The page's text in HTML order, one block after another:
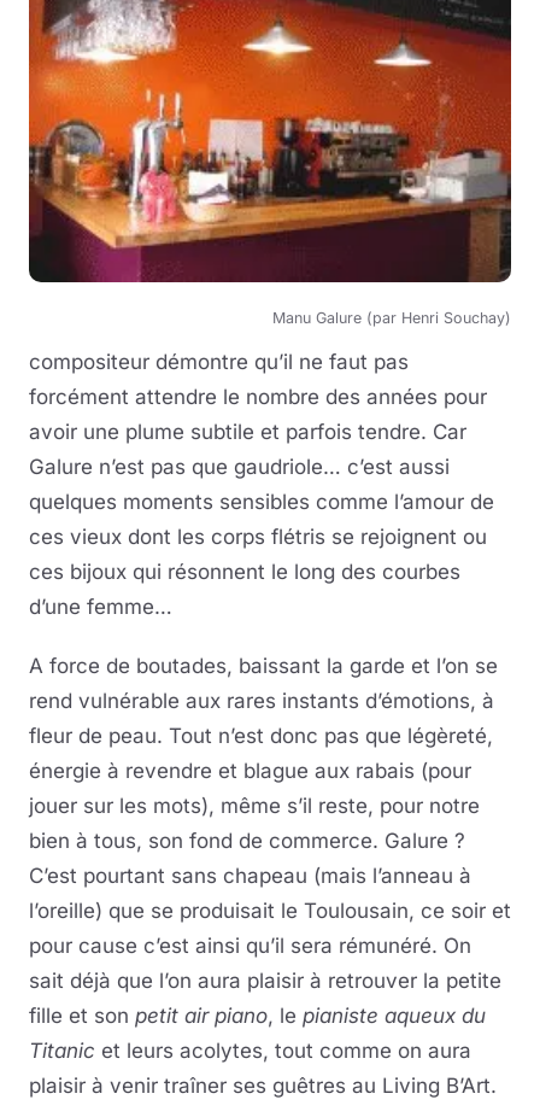
Manu Galure (par Henri Souchay)
compositeur démontre qu’il ne faut pas
forcément attendre le nombre des années pour
avoir une plume subtile et parfois tendre. Car
Galure n’est pas que gaudriole… c’est aussi
quelques moments sensibles comme l’amour de
ces vieux dont les corps flétris se rejoignent ou
ces bijoux qui résonnent le long des courbes
d’une femme…
A force de boutades, baissant la garde et l’on se
rend vulnérable aux rares instants d’émotions, à
fleur de peau. Tout n’est donc pas que légèreté,
énergie à revendre et blague aux rabais (pour
jouer sur les mots), même s’il reste, pour notre
bien à tous, son fond de commerce. Galure ?
C’est pourtant sans chapeau (mais l’anneau à
l’oreille) que se produisait le Toulousain, ce soir et
pour cause c’est ainsi qu’il sera rémunéré. On
sait déjà que l’on aura plaisir à retrouver la petite
fille et son petit air piano, le pianiste aqueux du
Titanic et leurs acolytes, tout comme on aura
plaisir à venir traîner ses guêtres au Living B’Art.